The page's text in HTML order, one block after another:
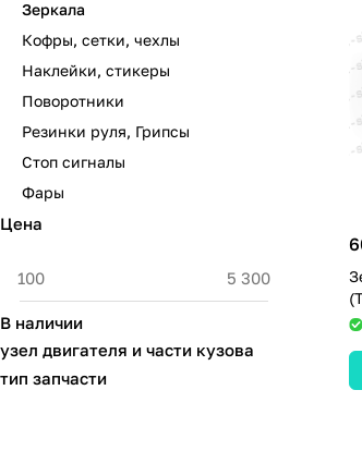
Зеркала
Кофры, сетки, чехлы
Наклейки, стикеры
Поворотники
Резинки руля, Грипсы
Стоп сигналы
Фары
Цена
В наличии
узел двигателя и части кузова
тип запчасти